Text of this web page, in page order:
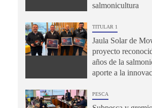
salmonicultura
TITULAR 1
Jaula Solar de
proyecto
años de la
aporte a la
PESCA